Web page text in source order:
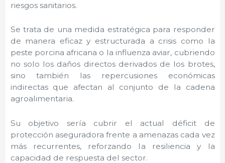
riesgos sanitarios.
Se trata de una medida estratégica para responder
de manera eficaz y estructurada a crisis como la
peste porcina africana o la influenza aviar, cubriendo
no solo los daños directos derivados de los brotes,
sino también las repercusiones económicas
indirectas que afectan al conjunto de la cadena
agroalimentaria.
Su objetivo sería cubrir el actual déficit de
protección aseguradora frente a amenazas cada vez
más recurrentes, reforzando la resiliencia y la
capacidad de respuesta del sector.